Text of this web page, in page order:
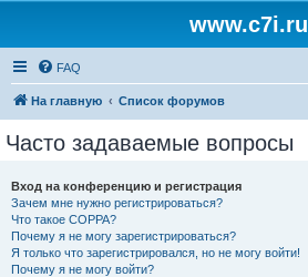
www.c7i.ru
FAQ
На главную Список форумов
Часто задаваемые вопросы
Вход на конференцию и регистрация
Зачем мне нужно регистрироваться?
Что такое COPPA?
Почему я не могу зарегистрироваться?
Я только что зарегистрировался, но не могу войти!
Почему я не могу войти?